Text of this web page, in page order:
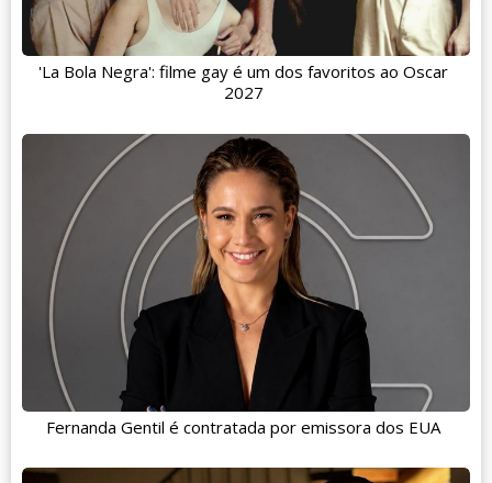
'La Bola Negra': filme gay é um dos favoritos ao Oscar
2027
Fernanda Gentil é contratada por emissora dos EUA